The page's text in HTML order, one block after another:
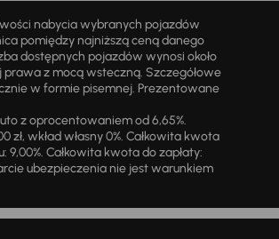
nabycia wybranych pojazdów
pomiędzy najniższą ceną danego
dostępnych pojazdów wynosi około
z mocą wsteczną. Szczegółowe
w formie pisemnej. Prezentowane
z oprocentowaniem od 6,65%.
wkład własny 0%. Całkowita kwota
Całkowita kwota do zapłaty:
ubezpieczenia nie jest warunkiem